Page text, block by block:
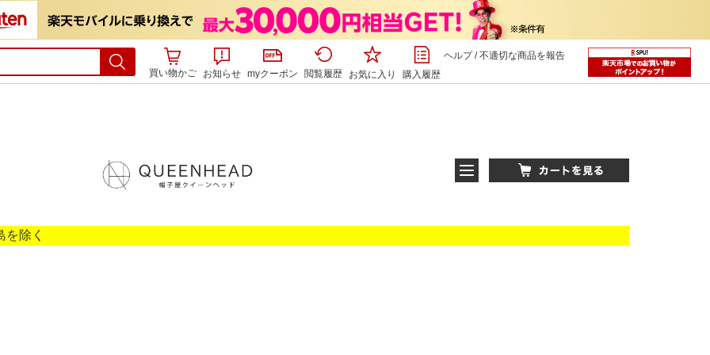
買い物かご お知らせ myクーポン 閲覧履歴 お気に入り 購入履歴
ヘルプ/不適切な商品を報告